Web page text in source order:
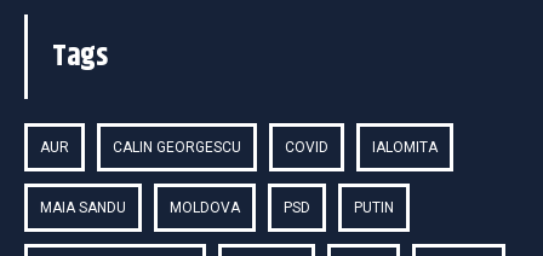
Tags
AUR CALIN GEORGESCU COVID IALOMITA
MAIA SANDU MOLDOVA PSD PUTIN